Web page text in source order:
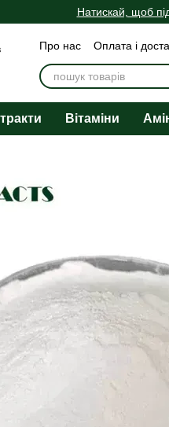
Натискай, щоб
Про нас Оплата і
Угода користувача
Вітаміни